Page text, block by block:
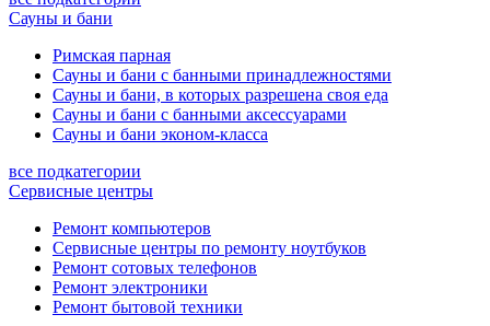
Сауны и бани
Римская парная
Сауны и бани с банными принадлежностями
Сауны и бани, в которых разрешена своя еда
Сауны и бани с банными аксессуарами
Сауны и бани эконом-класса
все подкатегории
Сервисные центры
Ремонт компьютеров
Сервисные центры по ремонту ноутбуков
Ремонт сотовых телефонов
Ремонт электроники
Ремонт бытовой техники